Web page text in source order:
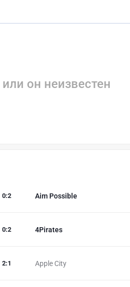
он неизвестен
Aim Possible
0:2
4Pirates
0:2
Apple City
2:1